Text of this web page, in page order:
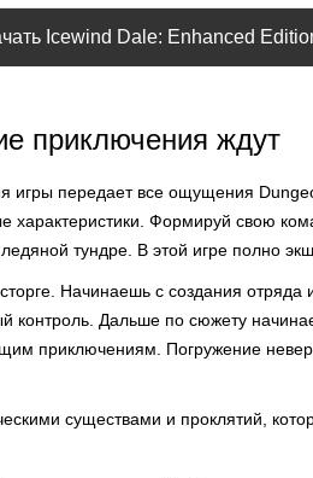
Icewind Dale: Enhanced
приключения ждут
игры передает все ощущения
характеристики. Формируй свою
тундре. В этой игре полно
Начинаешь с создания
контроль. Дальше по сюжету
приключениям. Погружение
существами и проклятий,